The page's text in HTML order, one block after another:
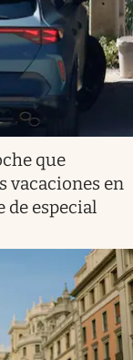
que
vacaciones en
de especial